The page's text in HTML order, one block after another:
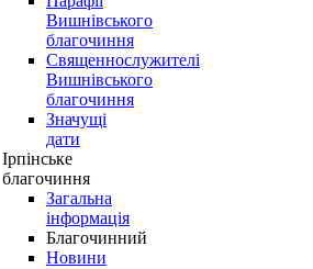
Вишнівського
благочиння
Священнослужителі
Вишнівського
благочиння
Значущі
дати
Ірпінське
благочиння
Загальна
інформація
Благочинний
Новини